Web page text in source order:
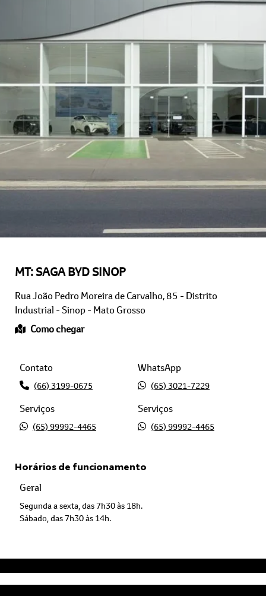
Rua João Pedro Moreira de Carvalho, 85 - Distrito
Industrial - Sinop - Mato Grosso
Como chegar
(66) 3199-0675 (65) 3021-7229
Serviços
(65) 99992-4465
Serviços
(65) 99992-4465
Geral
Segunda a sexta, das 7h30 às 18h.
Sábado, das 7h30 às 14h.